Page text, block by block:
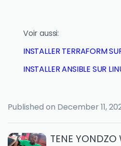
Voir aussi:
INSTALLER TERRAFORM
INSTALLER ANSIBLE SUR
Published on December 11,
TENE YONDZO